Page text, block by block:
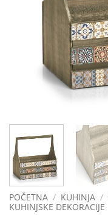
POČETNA / KUHINJA /
KUHINJSKE DEKORACIJE